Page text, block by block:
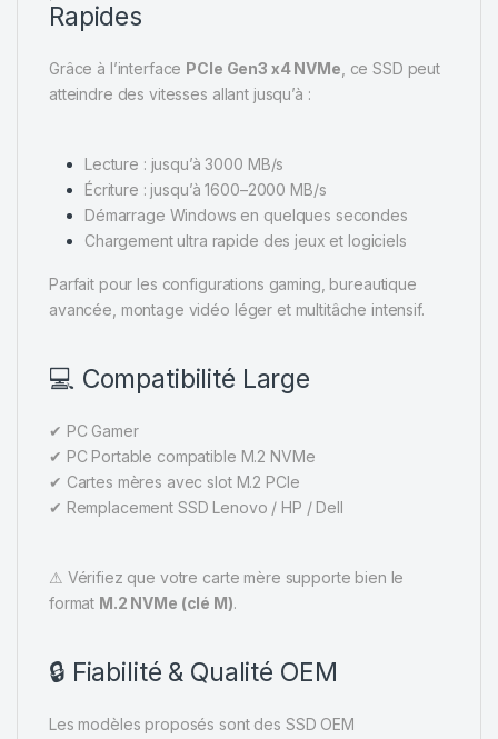
Rapides
Grâce à l’interface PCIe Gen3 x4 NVMe , ce SSD peut
atteindre des vitesses allant jusqu’à :
Lecture : jusqu’à 3000 MB/s
Écriture : jusqu’à 1600–2000 MB/s
Démarrage Windows en quelques secondes
Chargement ultra rapide des jeux et logiciels
Parfait pour les configurations gaming, bureautique
avancée, montage vidéo léger et multitâche intensif.
💻 Compatibilité Large
✔ PC Gamer
✔ PC Portable compatible M.2 NVMe
✔ Cartes mères avec slot M.2 PCIe
✔ Remplacement SSD Lenovo / HP / Dell
⚠ Vérifiez que votre carte mère supporte bien le
format M.2 NVMe (clé M).
🔒 Fiabilité & Qualité OEM
Les modèles proposés sont des SSD OEM